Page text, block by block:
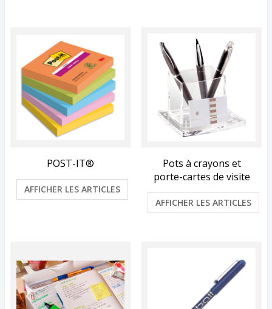
POST-IT®
AFFICHER LES ARTICLES
Pots à crayons et
porte-cartes de visite
AFFICHER LES ARTICLES